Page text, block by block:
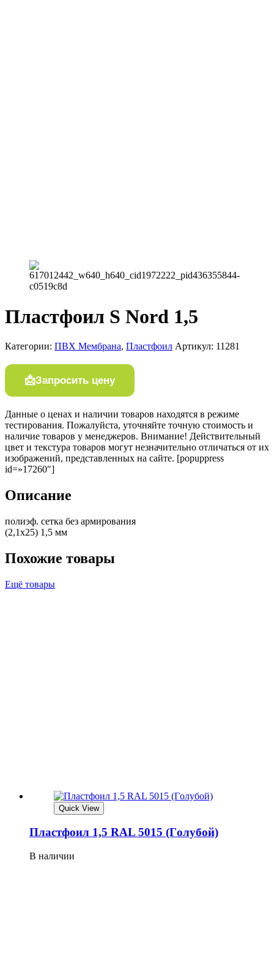
Пластфoил S Nord 1,5
Категории: ПВХ Мембрана, Плaстфoил Артикул: 11281
Запросить цену
Данные о ценах и наличии товаров находятся в режиме
тестирования. Пожалуйста, уточняйте точную стоимость и
наличие товаров у менеджеров. Внимание! Действительный
цвет и текстура товаров могут незначительно отличаться от их
изображений, представленных на сайте. [popuppress
id=»17260″]
Описание
полиэф. сетка без армирования
(2,1х25) 1,5 мм
Похожие товары
Ещё товары
Quick View
Плaстфoил 1,5 RAL 5015 (Гoлубoй)
В наличии